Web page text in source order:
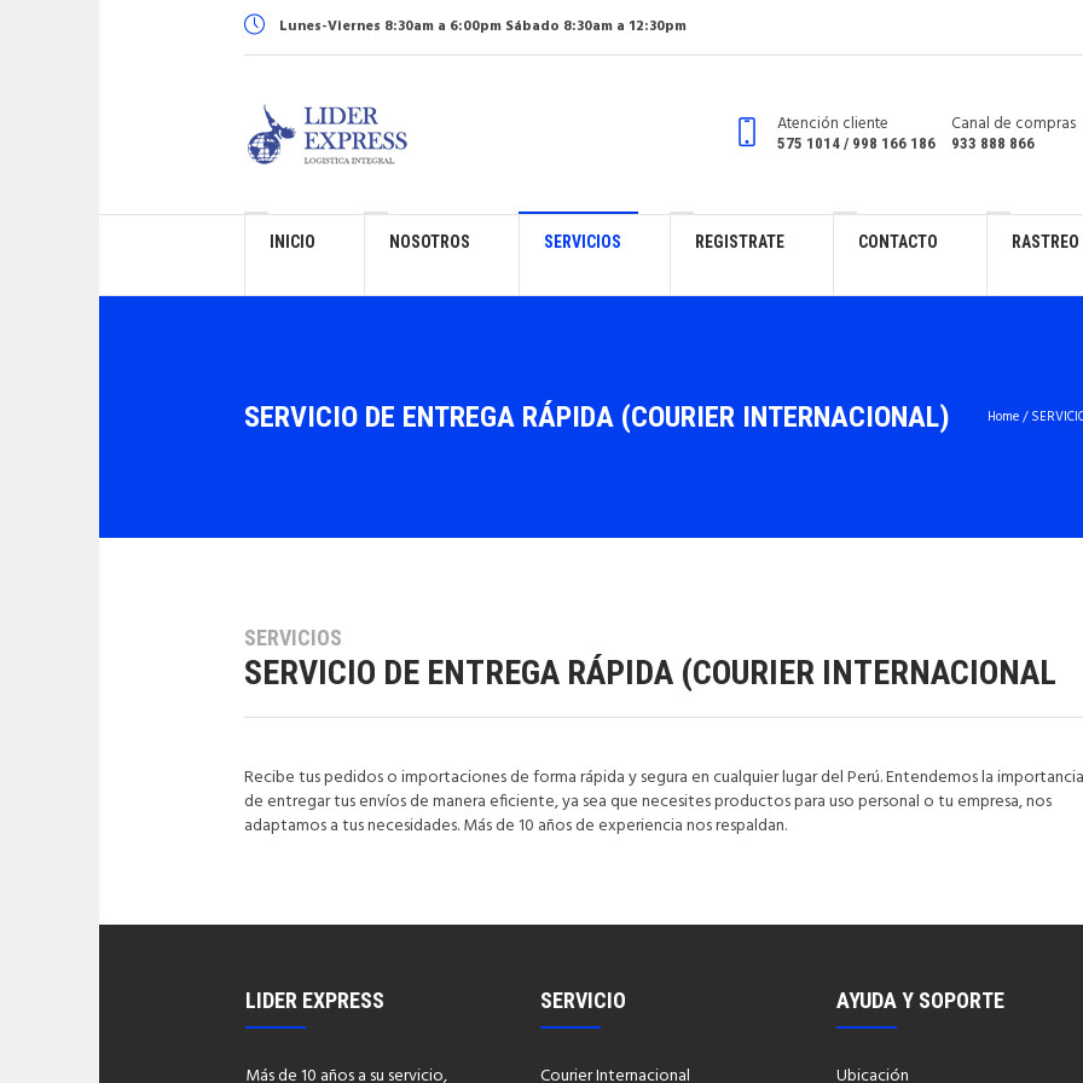
Lunes-Viernes 8:30am a 6:00pm Sábado 8:30am a 12:30pm
Atención cliente
575 1014 / 998 166 186
Canal de compras
933 888 866
INICIO NOSOTROS SERVICIOS REGISTRATE CONTACTO
SERVICIO DE ENTREGA RÁPIDA (COURIER INTERNACIONAL) Home/
SERVICIOS
SERVICIO DE ENTREGA RÁPIDA (COURIER INTERNACIONAL
Recibe tus pedidos o importaciones de forma rápida y segura en cualquier lugar del Perú. Entendemos la
de entregar tus envíos de manera eficiente, ya sea que necesites productos para uso personal o tu empresa, nos
adaptamos a tus necesidades. Más de 10 años de experiencia nos respaldan.
LIDER EXPRESS
Más de 10 años a su servicio,
SERVICIO
Courier Internacional
AYUDA Y SOPORTE
Ubicación